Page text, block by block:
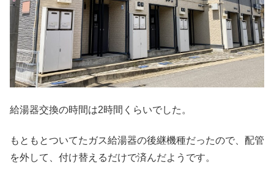
給湯器交換の時間は2時間くらいでした。
もともとついてたガス給湯器の後継機種だったので、配管
を外して、付け替えるだけで済んだようです。